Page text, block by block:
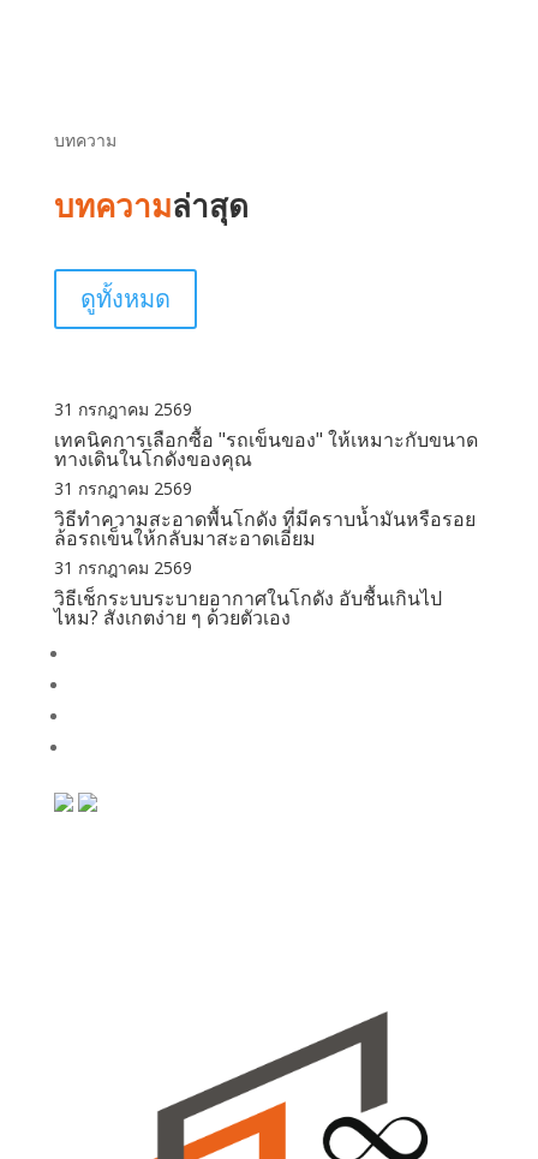
บทความ
บทความล่าสุด
ดูทั้งหมด
31 กรกฎาคม 2569
เทคนิคการเลือกซื้อ "รถเข็นของ" ให้เหมาะกับขนาด
ทางเดินในโกดังของคุณ
31 กรกฎาคม 2569
วิธีทำความสะอาดพื้นโกดัง ที่มีคราบน้ำมันหรือรอย
ล้อรถเข็นให้กลับมาสะอาดเอี่ยม
31 กรกฎาคม 2569
วิธีเช็กระบบระบายอากาศในโกดัง อับชื้นเกินไป
ไหม? สังเกตง่าย ๆ ด้วยตัวเอง